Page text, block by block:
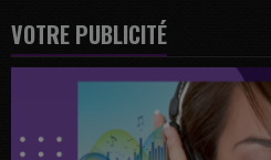
VOTRE PUBLICITÉ